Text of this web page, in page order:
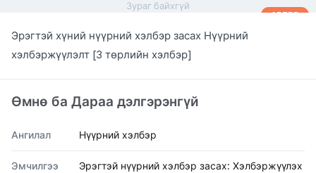
AFTER
Зураг байхгүй
Эрэгтэй хүний нүүрний хэлбэр засах Нүүрний
хэлбэржүүлэлт [3 төрлийн хэлбэр]
Өмнө ба Дараа дэлгэрэнгүй
Ангилал Нүүрний хэлбэр
Эмчилгээ
Эрэгтэй нүүрний хэлбэр засах: Хэлбэржүүлэх